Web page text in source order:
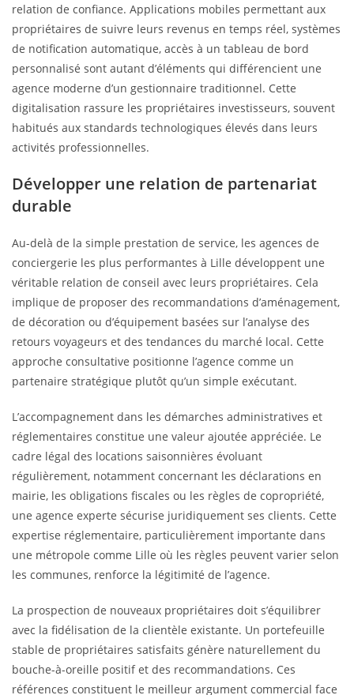
relation de confiance. Applications mobiles permettant aux
propriétaires de suivre leurs revenus en temps réel, systèmes
de notification automatique, accès à un tableau de bord
personnalisé sont autant d’éléments qui différencient une
agence moderne d’un gestionnaire traditionnel. Cette
digitalisation rassure les propriétaires investisseurs, souvent
habitués aux standards technologiques élevés dans leurs
activités professionnelles.
Développer une relation de partenariat
durable
Au-delà de la simple prestation de service, les agences de
conciergerie les plus performantes à Lille développent une
véritable relation de conseil avec leurs propriétaires. Cela
implique de proposer des recommandations d’aménagement,
de décoration ou d’équipement basées sur l’analyse des
retours voyageurs et des tendances du marché local. Cette
approche consultative positionne l’agence comme un
partenaire stratégique plutôt qu’un simple exécutant.
L’accompagnement dans les démarches administratives et
réglementaires constitue une valeur ajoutée appréciée. Le
cadre légal des locations saisonnières évoluant
régulièrement, notamment concernant les déclarations en
mairie, les obligations fiscales ou les règles de copropriété,
une agence experte sécurise juridiquement ses clients. Cette
expertise réglementaire, particulièrement importante dans
une métropole comme Lille où les règles peuvent varier selon
les communes, renforce la légitimité de l’agence.
La prospection de nouveaux propriétaires doit s’équilibrer
avec la fidélisation de la clientèle existante. Un portefeuille
stable de propriétaires satisfaits génère naturellement du
bouche-à-oreille positif et des recommandations. Ces
références constituent le meilleur argument commercial face